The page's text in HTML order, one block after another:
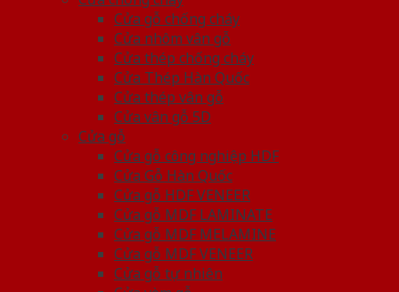
Cửa gỗ chống cháy
Cửa nhôm vân gỗ
Cửa thép chống cháy
Cửa Thép Hàn Quốc
Cửa thép vân gỗ
Cửa vân gỗ 5D
Cửa gỗ
Cửa gỗ công nghiệp HDF
Cửa Gỗ Hàn Quốc
Cửa gỗ HDF VENEER
Cửa gỗ MDF LAMINATE
Cửa gỗ MDF MELAMINE
Cửa gỗ MDF VENEER
Cửa gỗ tự nhiên